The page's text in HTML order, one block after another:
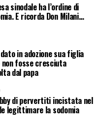
sinodale ha l’ordine di
E ricorda Don Milani…
in adozione sua figlia
non fosse cresciuta
dal papa
di pervertiti incistata nel
legittimare la sodomia